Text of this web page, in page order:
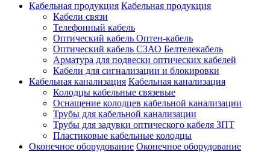
Кабельная продукция Кабельная продукция
Кабели связи
Телефонный кабель
Оптический кабель Оптен-кабель
Оптический кабель СЗАО Белтелекабель
Арматура для подвески оптических кабелей
Кабели для сигнализации и блокировки
Кабельная канализация Кабельная канализация
Колодцы кабельные связевые
Оснащение колодцев кабельной канализации
Трубы для кабельной канализации
Трубы для задувки оптического кабеля ЗПТ
Пластиковые кабельные колодцы
Оконечное оборудование Оконечное оборудование